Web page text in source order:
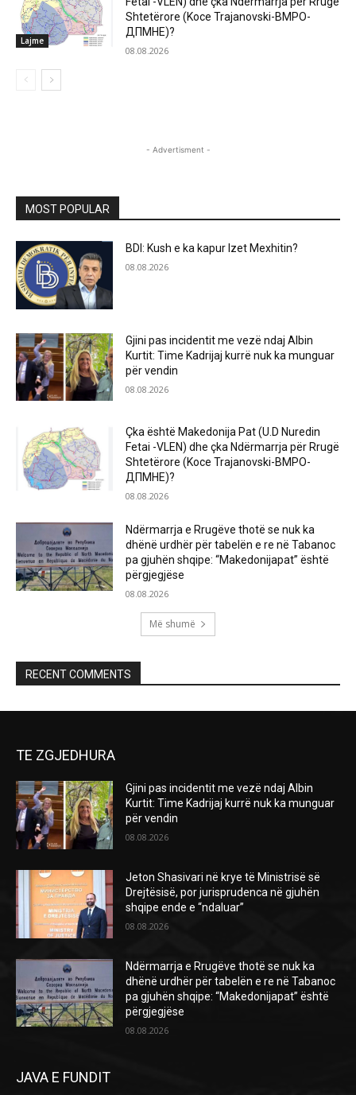
Lajme
Shtetërore (Koce Trajanovski-ВМРО-
ДПМНЕ)?
08.08.2026
- Advertisment -
MOST POPULAR
BDI: Kush e ka kapur Izet Mexhitin?
08.08.2026
Gjini pas incidentit me vezë ndaj Albin
Kurtit: Time Kadrijaj kurrë nuk ka munguar
për vendin
08.08.2026
Çka është Makedonija Pat (U.D Nuredin
Fetai -VLEN) dhe çka Ndërmarrja për Rrugë
Shtetërore (Koce Trajanovski-ВМРО-
ДПМНЕ)?
08.08.2026
Ndërmarrja e Rrugëve thotë se nuk ka
dhënë urdhër për tabelën e re në Tabanoc
pa gjuhën shqipe: “Makedonijapat” është
përgjegjëse
08.08.2026
Më shumë
RECENT COMMENTS
TE ZGJEDHURA
Gjini pas incidentit me vezë ndaj Albin
Kurtit: Time Kadrijaj kurrë nuk ka munguar
për vendin
08.08.2026
Jeton Shasivari në krye të Ministrisë së
Drejtësisë, por jurisprudenca në gjuhën
shqipe ende e “ndaluar”
08.08.2026
Ndërmarrja e Rrugëve thotë se nuk ka
dhënë urdhër për tabelën e re në Tabanoc
pa gjuhën shqipe: “Makedonijapat” është
përgjegjëse
08.08.2026
JAVA E FUNDIT